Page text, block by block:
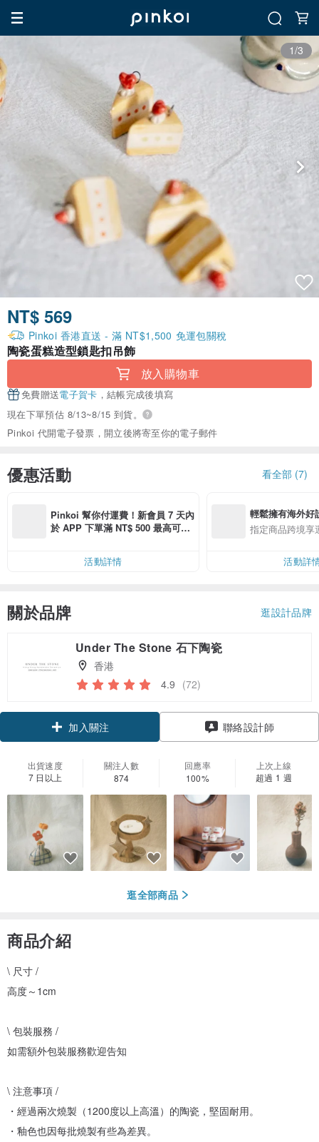
1/3
NT$ 569
Pinkoi 香港直送 - 滿 NT$1,500 免運包關稅
陶瓷蛋糕造型鎖匙扣吊飾
放入購物車
免費贈送電子賀卡 ，結帳完成後填寫
現在下單預估 8/13~8/15 到貨。
Pinkoi 代開電子發票，開立後將寄至你的電子郵件
優惠活動 看全部 (7)
Pinkoi 幫你付運費！新會員 7 天內
於 APP 下單滿 NT$ 500 最高可折
活動詳情
輕鬆擁有海外好
指定商品跨境享
活動詳
關於品牌 逛設計品牌
Under The Stone 石下陶瓷
香港
4.9 (72)
加入關注 聯絡設計師
出貨速度
7 日以上
關注人數
874
回應率
100%
上次上線
超過 1 週
逛全部商品
商品介紹
\ 尺寸 /
高度～1cm
\ 包裝服務 /
如需額外包裝服務歡迎告知
\ 注意事項 /
・經過兩次燒製（1200度以上高溫）的陶瓷，堅固耐用。
・釉色也因每批燒製有些為差異。